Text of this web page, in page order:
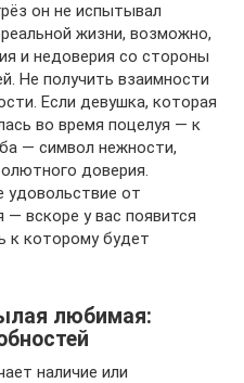
он не испытывал
жизни, возможно,
и недоверия со стороны
Не получить взаимности
Если девушка, которая
во время поцелуя — к
— символ нежности,
доверия.
удовольствие от
— вскоре у вас появится
к которому будет
любимая:
наличие или